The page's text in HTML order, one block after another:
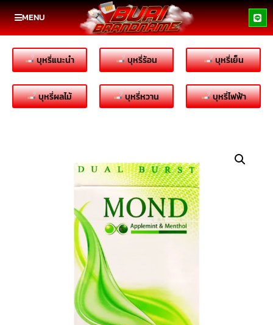
MENU
บุหรี่แนะนำ บุหรี่ร้อน บุหรี่เย็น
บุหรี่ผลไม้ บุหรี่หวาน บุหรี่ไฟฟ้า